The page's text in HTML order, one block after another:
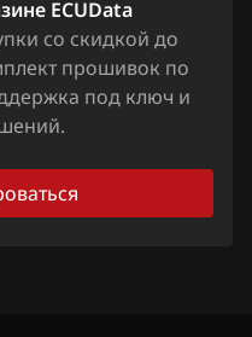
ECUData
со скидкой до
прошивок по
под ключ и